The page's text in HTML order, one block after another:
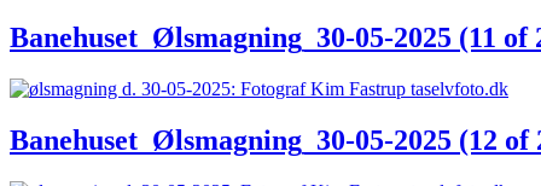
Banehuset_Ølsmagning_30-05-2025 (11 of
Banehuset_Ølsmagning_30-05-2025 (12 of